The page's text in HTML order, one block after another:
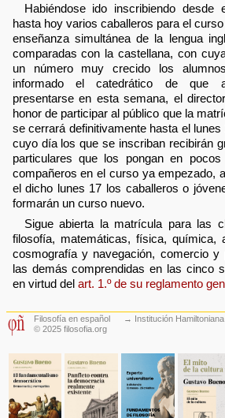
Habiéndose ido inscribiendo
hasta hoy varios caballeros para el
enseñanza simultánea de la lengua
comparadas con la castellana, con
un número muy crecido los
informado el catedrático de que
presentarse en esta semana, el
honor de participar al público que la
se cerrará definitivamente hasta el
cuyo día los que se inscriban recibirán
particulares que los pongan en
compañeros en el curso ya empezado,
el dicho lunes 17 los caballeros o
formarán un curso nuevo.
Sigue abierta la matrícula para las
filosofía, matemáticas, física, química,
cosmografía y navegación, comercio y
las demás comprendidas en las cinco
en virtud del art. 1.º de su reglamento
Filosofía en español
© 2025 filosofia.org
→ Institución